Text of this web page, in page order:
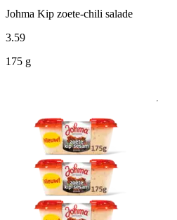
Johma Kip zoete-chili salade
3.59
175 g